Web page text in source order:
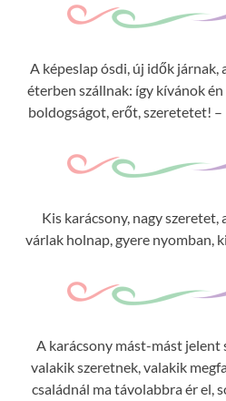
A képeslap ósdi, új idők járnak,
éterben szállnak: így kívánok
boldogságot, erőt, szeretetet!
Kis karácsony, nagy
várlak holnap, gyere nyomban,
A karácsony mást-mást jelent
valakik szeretnek, valakik
családnál ma távolabbra ér el,